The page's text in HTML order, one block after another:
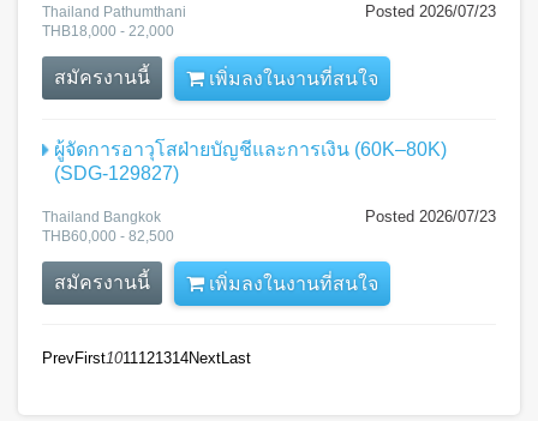
Posted 2026/07/23
Thailand Pathumthani
THB18,000 - 22,000
สมัครงานนี้ เพิ่มลงในงานที่สนใจ
ผู้จัดการอาวุโสฝ่ายบัญชีและการเงิน (60K–80K)
(SDG-129827)
Posted 2026/07/23
Thailand Bangkok
THB60,000 - 82,500
สมัครงานนี้ เพิ่มลงในงานที่สนใจ
PrevFirst1011 121314Next Last